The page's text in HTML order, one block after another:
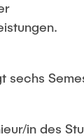
sechs
in des